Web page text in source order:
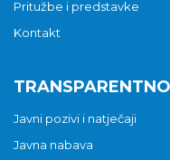
Pritužbe i predstavke
Kontakt
Javni pozivi i natječaji
Javna nabava